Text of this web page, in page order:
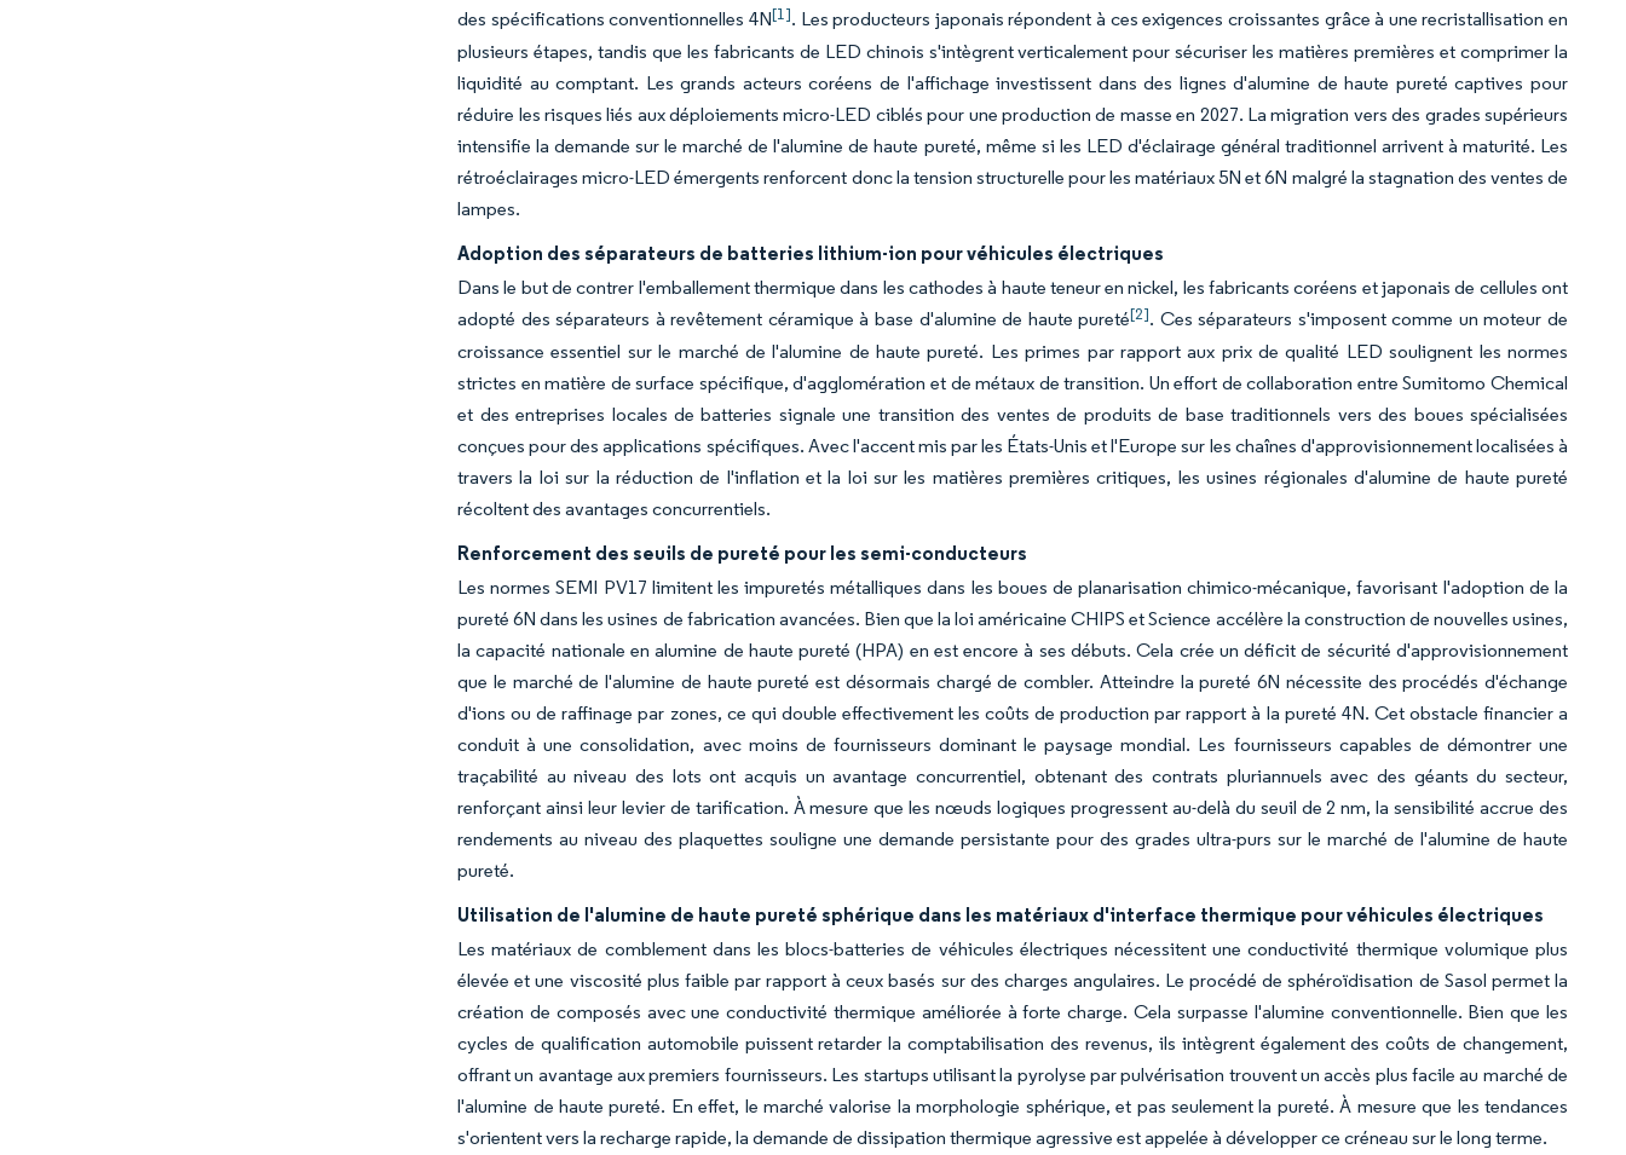
des spécifications conventionnelles 4N[1]. Les producteurs japonais répondent à ces exigences croissantes grâce à une recristallisation en
plusieurs étapes, tandis que les fabricants de LED chinois s'intègrent verticalement pour sécuriser les matières premières et comprimer la
liquidité au comptant. Les grands acteurs coréens de l'affichage investissent dans des lignes d'alumine de haute pureté captives pour
réduire les risques liés aux déploiements micro-LED ciblés pour une production de masse en 2027. La migration vers des grades supérieurs
intensifie la demande sur le marché de l'alumine de haute pureté, même si les LED d'éclairage général traditionnel arrivent à maturité. Les
rétroéclairages micro-LED émergents renforcent donc la tension structurelle pour les matériaux 5N et 6N malgré la stagnation des ventes de
lampes.
Adoption des séparateurs de batteries lithium-ion pour véhicules électriques
Dans le but de contrer l'emballement thermique dans les cathodes à haute teneur en nickel, les fabricants coréens et japonais de cellules ont
adopté des séparateurs à revêtement céramique à base d'alumine de haute pureté[2]. Ces séparateurs s'imposent comme un moteur de
croissance essentiel sur le marché de l'alumine de haute pureté. Les primes par rapport aux prix de qualité LED soulignent les normes
strictes en matière de surface spécifique, d'agglomération et de métaux de transition. Un effort de collaboration entre Sumitomo Chemical
et des entreprises locales de batteries signale une transition des ventes de produits de base traditionnels vers des boues spécialisées
conçues pour des applications spécifiques. Avec l'accent mis par les États-Unis et l'Europe sur les chaînes d'approvisionnement localisées à
travers la loi sur la réduction de l'inflation et la loi sur les matières premières critiques, les usines régionales d'alumine de haute pureté
récoltent des avantages concurrentiels.
Renforcement des seuils de pureté pour les semi-conducteurs
Les normes SEMI PV17 limitent les impuretés métalliques dans les boues de planarisation chimico-mécanique, favorisant l'adoption de la
pureté 6N dans les usines de fabrication avancées. Bien que la loi américaine CHIPS et Science accélère la construction de nouvelles usines,
la capacité nationale en alumine de haute pureté (HPA) en est encore à ses débuts. Cela crée un déficit de sécurité d'approvisionnement
que le marché de l'alumine de haute pureté est désormais chargé de combler. Atteindre la pureté 6N nécessite des procédés d'échange
d'ions ou de raffinage par zones, ce qui double effectivement les coûts de production par rapport à la pureté 4N. Cet obstacle financier a
conduit à une consolidation, avec moins de fournisseurs dominant le paysage mondial. Les fournisseurs capables de démontrer une
traçabilité au niveau des lots ont acquis un avantage concurrentiel, obtenant des contrats pluriannuels avec des géants du secteur,
renforçant ainsi leur levier de tarification. À mesure que les nœuds logiques progressent au-delà du seuil de 2 nm, la sensibilité accrue des
rendements au niveau des plaquettes souligne une demande persistante pour des grades ultra-purs sur le marché de l'alumine de haute
pureté.
Utilisation de l'alumine de haute pureté sphérique dans les matériaux d'interface thermique pour véhicules électriques
Les matériaux de comblement dans les blocs-batteries de véhicules électriques nécessitent une conductivité thermique volumique plus
élevée et une viscosité plus faible par rapport à ceux basés sur des charges angulaires. Le procédé de sphéroïdisation de Sasol permet la
création de composés avec une conductivité thermique améliorée à forte charge. Cela surpasse l'alumine conventionnelle. Bien que les
cycles de qualification automobile puissent retarder la comptabilisation des revenus, ils intègrent également des coûts de changement,
offrant un avantage aux premiers fournisseurs. Les startups utilisant la pyrolyse par pulvérisation trouvent un accès plus facile au marché de
l'alumine de haute pureté. En effet, le marché valorise la morphologie sphérique, et pas seulement la pureté. À mesure que les tendances
s'orientent vers la recharge rapide, la demande de dissipation thermique agressive est appelée à développer ce créneau sur le long terme.